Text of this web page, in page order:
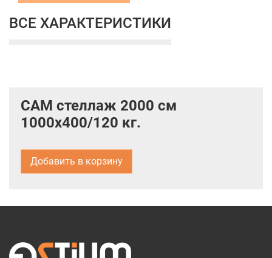
ВСЕ ХАРАКТЕРИСТИКИ
САМ стеллаж 2000 см
1000х400/120 кг.
Добавить в корзину